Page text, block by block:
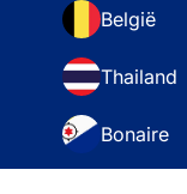
België
Thailand
Bonaire